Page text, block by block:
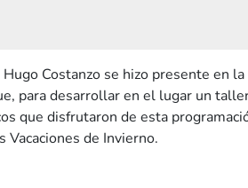
Costanzo se hizo presente en
para desarrollar en el lugar un
que disfrutaron de esta
Vacaciones de Invierno.